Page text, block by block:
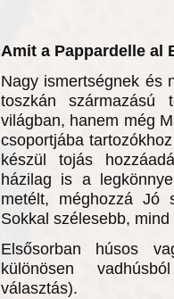
Amit a Pappardelle al
Nagy ismertségnek és
toszkán
világban, hanem még
csoportjába
készül tojás
házilag is a
metélt, méghozzá Jó
Sokkal szélesebb,
Elsősorban húsos
különösen
választás).